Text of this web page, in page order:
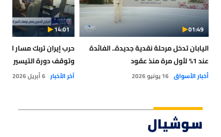
01:49
اليابان تدخل مرحلة نقدية جديدة.. الفائدة
عند 1% لأول مرة منذ عقود
أخبار الأسواق 16 يونيو 2026
14:01
حرب إيران تربك مسار
وتوقف دورة التيسير
آخر الأخبار 6 أبريل 2026
سوشيال